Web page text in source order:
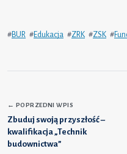
#BUR #Edukacja #ZRK #ZSK #
← POPRZEDNI WPIS
Zbuduj swoją przyszłość –
kwalifikacja „Technik
budownictwa”